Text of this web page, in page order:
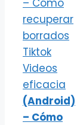
(Android)
– Cómo